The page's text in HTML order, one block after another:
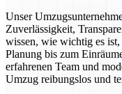
Unser
Zuverlässigkeit,
wissen, wie wichtig es ist,
Planung bis zum
erfahrenen Team und
Umzug reibungslos und